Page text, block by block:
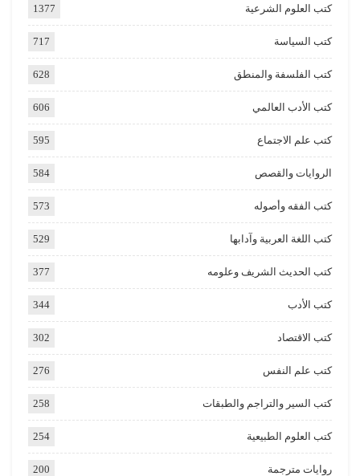
كتب العلوم الشرعية 1377
كتب السياسة 717
كتب الفلسفة والمنطق 628
كتب الأدب العالمي 606
كتب علم الاجتماع 595
الروايات والقصص 584
كتب الفقه وأصوله 573
كتب اللغة العربية وآدابها 529
كتب الحديث الشريف وعلومه 377
كتب الأدب 344
كتب الاقتصاد 302
كتب علم النفس 276
كتب السير والتراجم والطبقات 258
كتب العلوم الطبيعية 254
روايات مترجمة 200